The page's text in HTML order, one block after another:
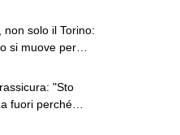
non solo il Torino:
si muove per
"Sto
fuori perché